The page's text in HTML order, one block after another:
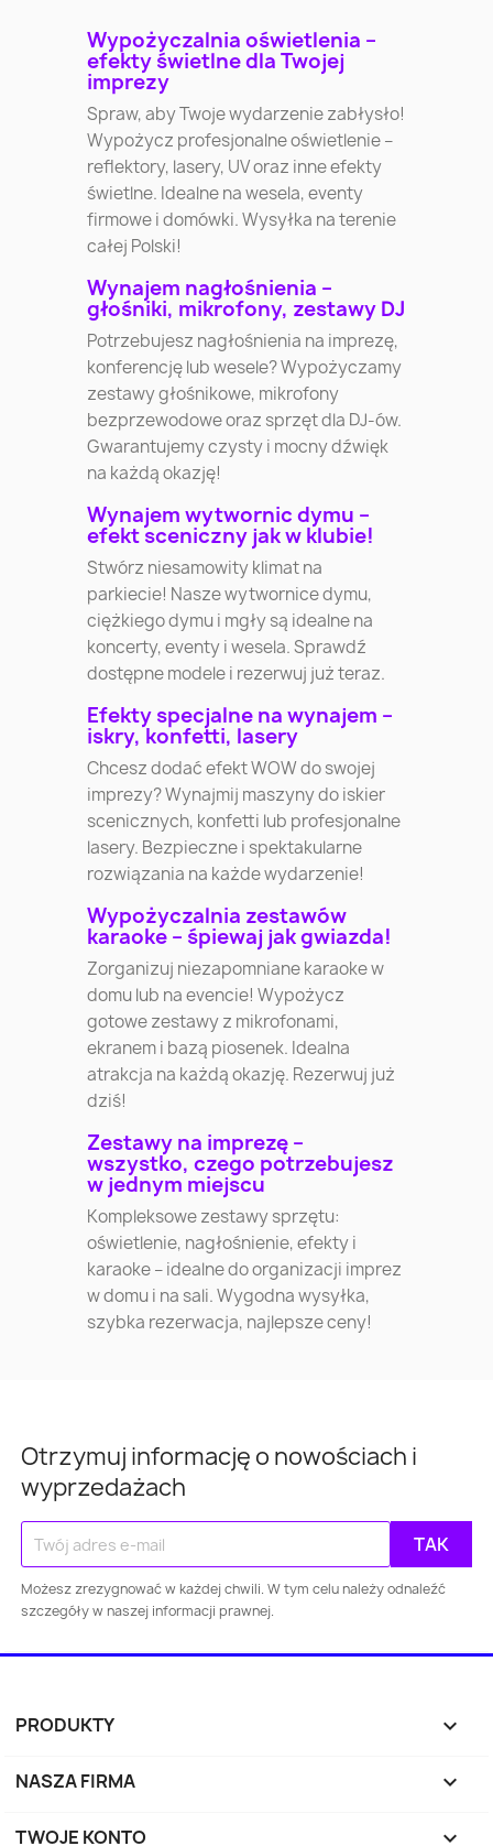
Warszawa Kraków Łódź
Gdańsk Szczecin
Sosnowiec
Wypożyczalnia oświetlenia –
efekty świetlne dla Twojej
imprezy
Spraw, aby Twoje wydarzenie zabłysło!
Wypożycz profesjonalne oświetlenie –
reflektory, lasery, UV oraz inne efekty
świetlne. Idealne na wesela, eventy
firmowe i domówki. Wysyłka na terenie
całej Polski!
Wynajem nagłośnienia –
głośniki, mikrofony, zestawy DJ
Potrzebujesz nagłośnienia na imprezę,
konferencję lub wesele? Wypożyczamy
zestawy głośnikowe, mikrofony
bezprzewodowe oraz sprzęt dla DJ-ów.
Gwarantujemy czysty i mocny dźwięk
na każdą okazję!
Wynajem wytwornic dymu –
efekt sceniczny jak w klubie!
Stwórz niesamowity klimat na
parkiecie! Nasze wytwornice dymu,
ciężkiego dymu i mgły są idealne na
koncerty, eventy i wesela. Sprawdź
dostępne modele i rezerwuj już teraz.
Efekty specjalne na wynajem –
iskry, konfetti, lasery
Chcesz dodać efekt WOW do swojej
imprezy? Wynajmij maszyny do iskier
scenicznych, konfetti lub profesjonalne
lasery. Bezpieczne i spektakularne
rozwiązania na każde wydarzenie!
Wypożyczalnia zestawów
karaoke – śpiewaj jak gwiazda!
Zorganizuj niezapomniane karaoke w
domu lub na evencie! Wypożycz
gotowe zestawy z mikrofonami,
ekranem i bazą piosenek. Idealna
atrakcja na każdą okazję. Rezerwuj już
dziś!
Zestawy na imprezę –
wszystko, czego potrzebujesz
w jednym miejscu
Kompleksowe zestawy sprzętu:
oświetlenie, nagłośnienie, efekty i
karaoke – idealne do organizacji imprez
w domu i na sali. Wygodna wysyłka,
szybka rezerwacja, najlepsze ceny!
Otrzymuj informację o nowościach i
wyprzedażach
Możesz zrezygnować w każdej chwili. W tym celu należy odnaleźć
szczegóły w naszej informacji prawnej.
PRODUKTY 
NASZA FIRMA 
TWOJE KONTO 